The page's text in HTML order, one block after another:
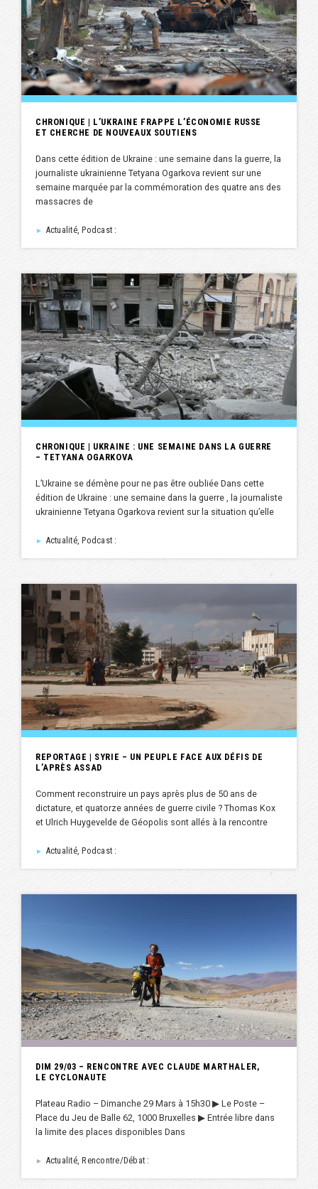
CHRONIQUE | L’UKRAINE FRAPPE L’ÉCONOMIE RUSSE
ET CHERCHE DE NOUVEAUX SOUTIENS
Dans cette édition de Ukraine : une semaine dans la guerre, la
journaliste ukrainienne Tetyana Ogarkova revient sur une
semaine marquée par la commémoration des quatre ans des
massacres de
► Actualité, Podcast :
CHRONIQUE | UKRAINE : UNE SEMAINE DANS LA GUERRE
– TETYANA OGARKOVA
L’Ukraine se démène pour ne pas être oubliée Dans cette
édition de Ukraine : une semaine dans la guerre , la journaliste
ukrainienne Tetyana Ogarkova revient sur la situation qu’elle
► Actualité, Podcast :
REPORTAGE | SYRIE – UN PEUPLE FACE AUX DÉFIS DE
L’APRÈS ASSAD
Comment reconstruire un pays après plus de 50 ans de
dictature, et quatorze années de guerre civile ? Thomas Kox
et Ulrich Huygevelde de Géopolis sont allés à la rencontre
► Actualité, Podcast :
DIM 29/03 – RENCONTRE AVEC CLAUDE MARTHALER,
LE CYCLONAUTE
Plateau Radio – Dimanche 29 Mars à 15h30 ▶︎ Le Poste –
Place du Jeu de Balle 62, 1000 Bruxelles ▶︎ Entrée libre dans
la limite des places disponibles Dans
► Actualité, Rencontre/Débat :